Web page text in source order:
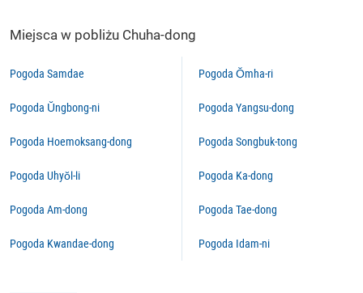
Miejsca w pobliżu Chuha-dong
Pogoda Samdae
Pogoda Ŭngbong-ni
Pogoda Hoemoksang-dong
Pogoda Uhyŏl-li
Pogoda Am-dong
Pogoda Kwandae-dong
Pogoda Ŏmha-ri
Pogoda Yangsu-dong
Pogoda Songbuk-tong
Pogoda Ka-dong
Pogoda Tae-dong
Pogoda Idam-ni